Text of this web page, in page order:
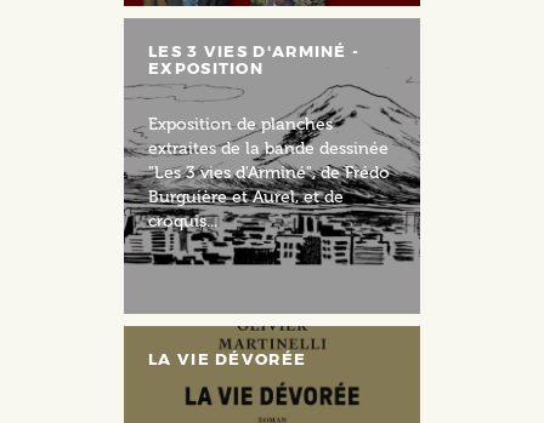
LES 3 VIES D'ARMINÉ -
EXPOSITION
Exposition de planches
extraites de la bande dessinée
"Les 3 vies d'Arminé", de Frédo
Burguière et Aurel, et de
croquis...
LA VIE DÉVORÉE